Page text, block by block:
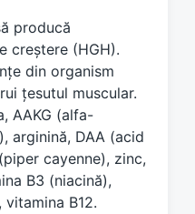
producă
creștere (HGH).
din organism
țesutul muscular.
AAKG (alfa-
arginină, DAA (acid
cayenne), zinc,
B3 (niacină),
B12.